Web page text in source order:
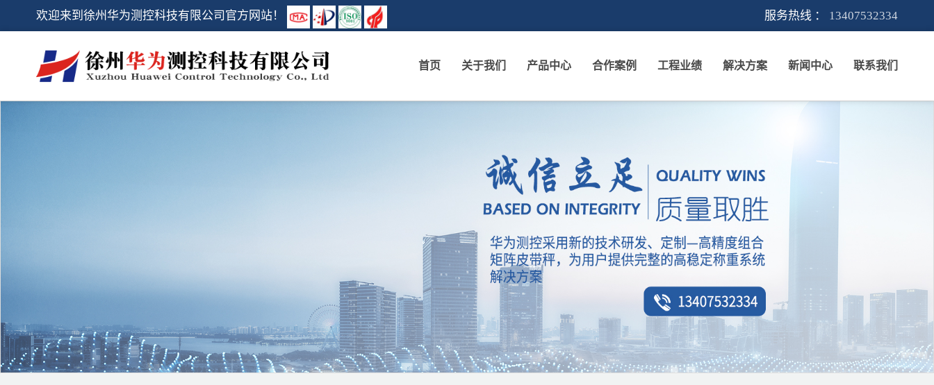
欢迎来到徐州华为测控科技有限公司官方网站！ 服务热线 ： 13407532334
首页 关于我们 产品中心 合作案例 工程业绩 解决方案 新闻中心 联系我们